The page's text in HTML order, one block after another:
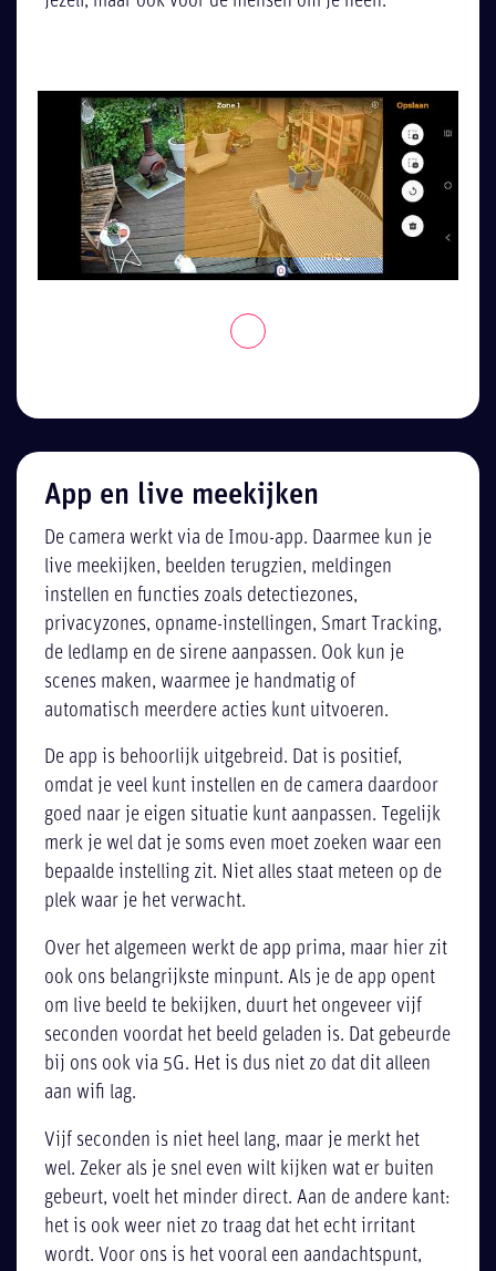
App en live meekijken
De camera werkt via de Imou-app. Daarmee kun je
live meekijken, beelden terugzien, meldingen
instellen en functies zoals detectiezones,
privacyzones, opname-instellingen, Smart Tracking,
de ledlamp en de sirene aanpassen. Ook kun je
scenes maken, waarmee je handmatig of
automatisch meerdere acties kunt uitvoeren.
De app is behoorlijk uitgebreid. Dat is positief,
omdat je veel kunt instellen en de camera daardoor
goed naar je eigen situatie kunt aanpassen. Tegelijk
merk je wel dat je soms even moet zoeken waar een
bepaalde instelling zit. Niet alles staat meteen op de
plek waar je het verwacht.
Over het algemeen werkt de app prima, maar hier zit
ook ons belangrijkste minpunt. Als je de app opent
om live beeld te bekijken, duurt het ongeveer vijf
seconden voordat het beeld geladen is. Dat gebeurde
bij ons ook via 5G. Het is dus niet zo dat dit alleen
aan wifi lag.
Vijf seconden is niet heel lang, maar je merkt het
wel. Zeker als je snel even wilt kijken wat er buiten
gebeurt, voelt het minder direct. Aan de andere kant:
het is ook weer niet zo traag dat het echt irritant
wordt. Voor ons is het vooral een aandachtspunt,